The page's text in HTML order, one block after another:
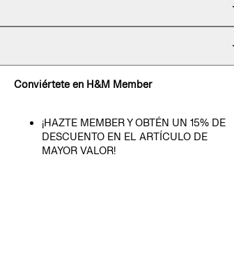
Conviértete en H&M Member
¡HAZTE MEMBER Y OBTÉN UN 15% DE
DESCUENTO EN EL ARTÍCULO DE
MAYOR VALOR!